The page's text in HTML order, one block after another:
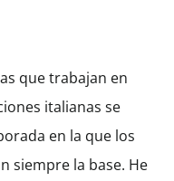
que trabajan en
italianas se
en la que los
siempre la base. He